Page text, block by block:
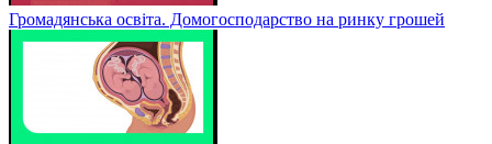
Громадянська освіта. Домогосподарство на ринку грошей